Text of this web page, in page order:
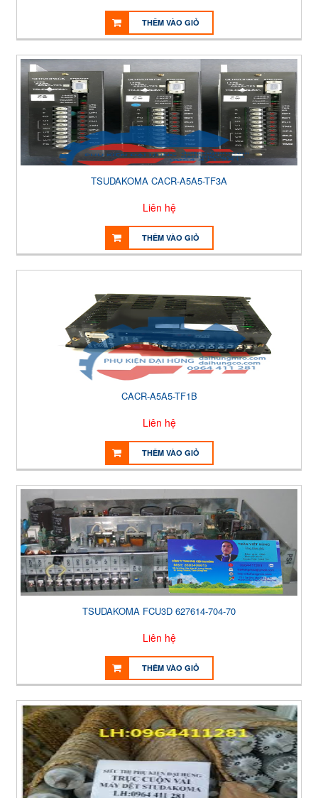
THÊM VÀO GIỎ
TSUDAKOMA CACR-A5A5-TF3A
Liên hệ
THÊM VÀO GIỎ
CACR-A5A5-TF1B
Liên hệ
THÊM VÀO GIỎ
TSUDAKOMA FCU3D 627614-704-70
Liên hệ
THÊM VÀO GIỎ